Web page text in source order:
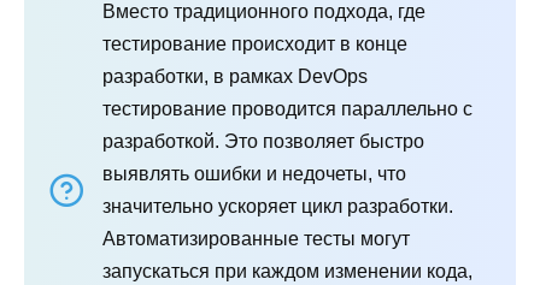
Вместо традиционного подхода, где
тестирование происходит в конце
разработки, в рамках DevOps
тестирование проводится параллельно с
разработкой. Это позволяет быстро
выявлять ошибки и недочеты, что
значительно ускоряет цикл разработки.
Автоматизированные тесты могут
запускаться при каждом изменении кода,